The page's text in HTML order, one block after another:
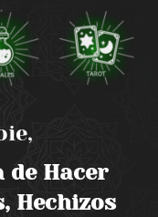
de Hacer
Hechizos